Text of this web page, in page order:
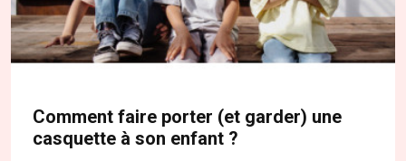
Comment faire porter (et garder) une
casquette à son enfant ?